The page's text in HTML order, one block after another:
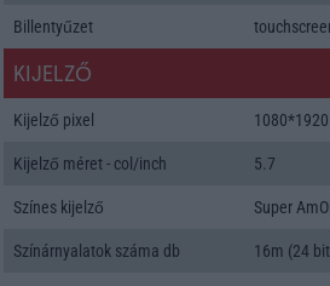
Billentyűzet
KIJELZŐ
Kijelző pixel 1080*1920
Kijelző méret - col/inch 5.7
Színes kijelző Super
Színárnyalatok száma db 16m (24